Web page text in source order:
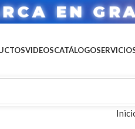
EN
VIDEOSCATÁLOGO